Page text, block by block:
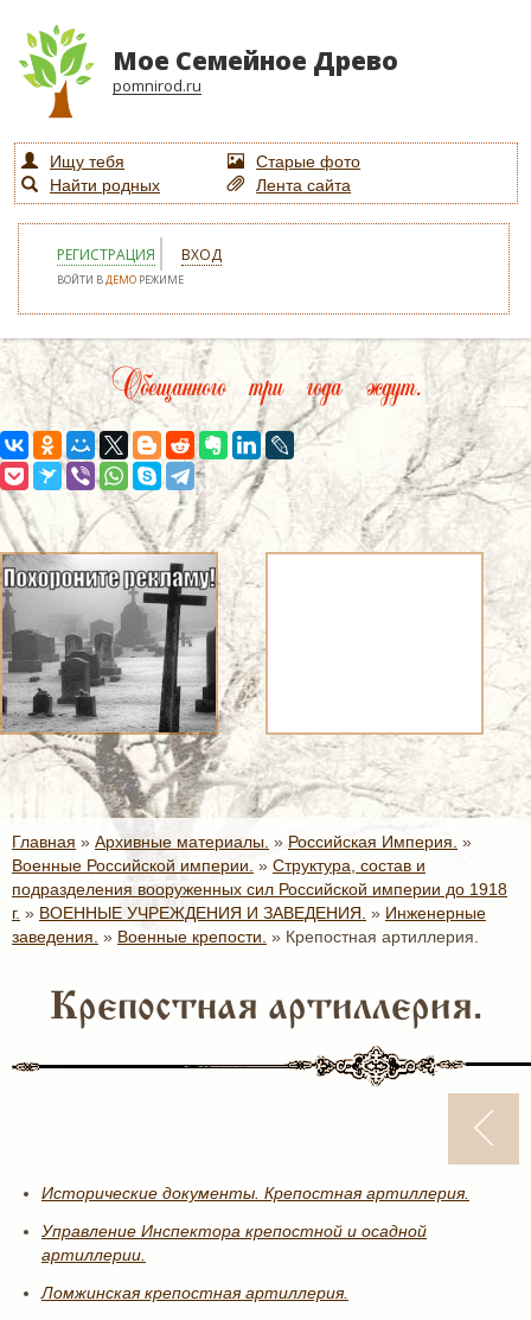
Мое Семейное Древо
pomnirod.ru
Ищу тебя
Старые фото
Найти родных
Лента сайта
РЕГИСТРАЦИЯ ВХОД
ВОЙТИ ВДЕМО РЕЖИМЕ
Обещанного три года ждут.
Главная » Архивные материалы. » Российская Империя. »
Военные Российской империи. » Структура, состав и
подразделения вооруженных сил Российской империи до 1918
г. » ВОЕННЫЕ УЧРЕЖДЕНИЯ И ЗАВЕДЕНИЯ. » Инженерные
заведения. » Военные крепости. » Крепостная артиллерия.
Крепостная артиллерия.
Исторические документы. Крепостная артиллерия.
Управление Инспектора крепостной и осадной
артиллерии.
Ломжинская крепостная артиллерия.